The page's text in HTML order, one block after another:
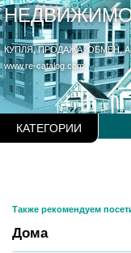
КУПЛЯ, ПРОДАЖА, ОБМЕН,
www.re-catalog.com
КАТЕГОРИИ
Также рекомендуем
Дома